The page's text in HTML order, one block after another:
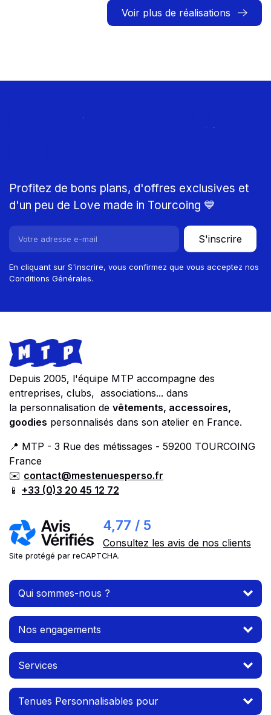
Voir plus de réalisations
Rejoignez le Club
Profitez de bons plans, d'offres exclusives et
d'un peu de Love made in Tourcoing 💙
S'inscrire
En cliquant sur S'inscrire, vous confirmez que vous acceptez nos
Conditions Générales.
Footer
Store information
Depuis 2005, l'équipe MTP accompagne des
entreprises, clubs, associations... dans
la personnalisation de vêtements, accessoires,
goodies personnalisés dans son atelier en France.
📍 MTP - 3 Rue des métissages - 59200 TOURCOING
France
✉️ contact@mestenuesperso.fr
📱 +33 (0)3 20 45 12 72
4,77 / 5
Consultez les avis de nos clients
Site protégé par reCAPTCHA.
Qui sommes-nous ?
Nos engagements
Services
Tenues Personnalisables pour